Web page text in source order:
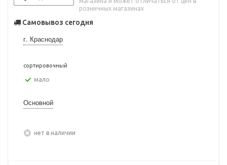
розничных магазинах
Самовывоз сегодня
г. Краснодар
сортировочный
Мало
Основной
Нет в наличии